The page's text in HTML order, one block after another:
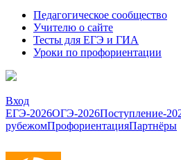
Педагогическое сообщество
Учителю о сайте
Тесты для ЕГЭ и ГИА
Уроки по профориентации
Вход
ЕГЭ-2026ОГЭ-2026Поступление-
рубежомПрофориентацияПартнёры